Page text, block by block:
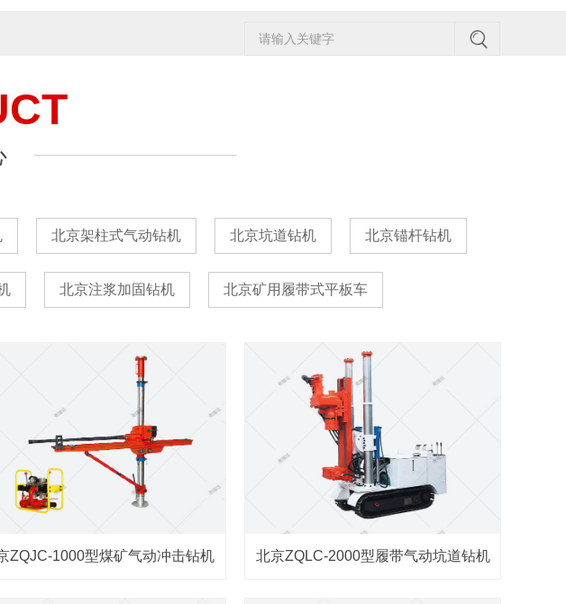
北京架柱式气动钻机 北京坑道钻机 北京锚杆钻机
北京注浆加固钻机 北京矿用履带式平板车
ZQJC-1000型煤矿气动冲击钻机 北京ZQLC-2000型履带气动坑道钻机